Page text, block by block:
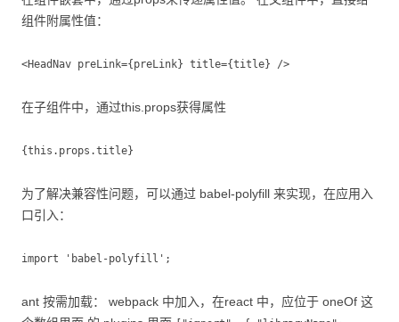
组件附属性值：
<HeadNav preLink={preLink} title={title} />
在子组件中，通过this.props获得属性
{this.props.title}
为了解决兼容性问题，可以通过 babel-polyfill 来实现，在应用入
口引入：
import 'babel-polyfill';
ant 按需加载： webpack 中加入，在react 中，应位于 oneOf 这